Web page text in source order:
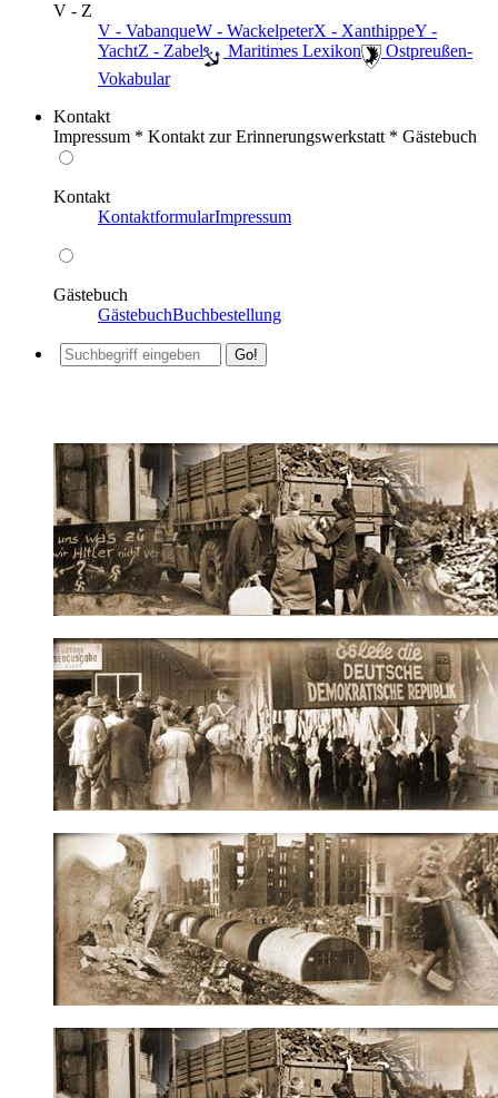
V - Z
V - VabanqueW - WackelpeterX - XanthippeY -
YachtZ - Zabel ️ Maritimes Lexikon
️ Ostpreußen-
Vokabular
Kontakt
Impressum * Kontakt zur Erinnerungswerkstatt * Gästebuch
Kontakt
KontaktformularImpressum
Gästebuch
GästebuchBuchbestellung